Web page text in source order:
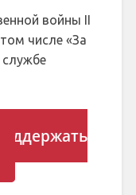
войны II
числе «За
службе
Поддержать